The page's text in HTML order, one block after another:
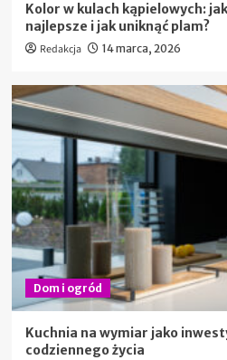
Kolor w kulach kąpielowych:
najlepsze i jak uniknąć plam?
Redakcja 14 marca, 2026
Dom i ogród
Kuchnia na wymiar jako
codziennego życia